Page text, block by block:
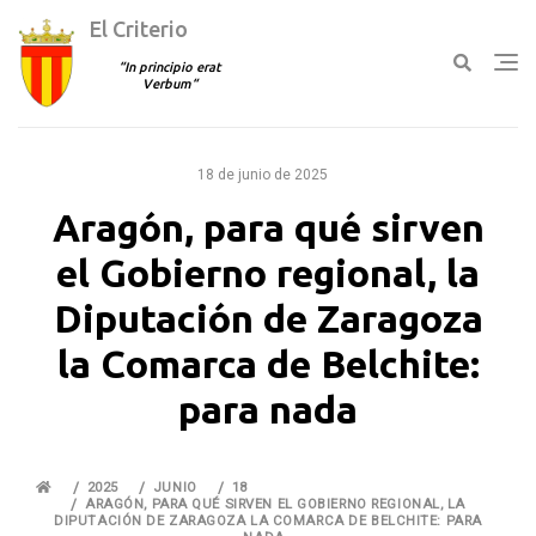
El Criterio
In principio erat
Verbum
18 de junio de 2025
Aragón, para qué sirven
el Gobierno regional, la
Diputación de Zaragoza
la Comarca de Belchite:
para nada
2025 JUNIO
18
ARAGÓN, PARA QUÉ SIRVEN EL GOBIERNO REGIONAL, LA
DIPUTACIÓN DE ZARAGOZA LA COMARCA DE BELCHITE: PARA